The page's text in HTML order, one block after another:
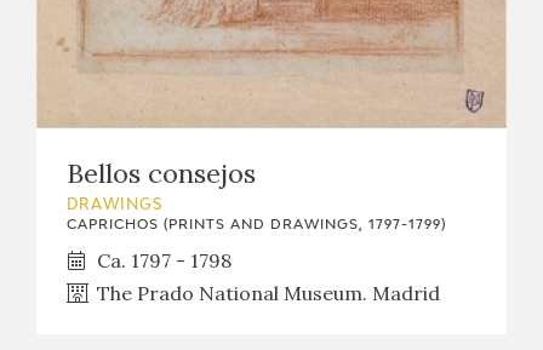
Bellos consejos
DRAWINGS
CAPRICHOS (PRINTS AND DRAWINGS, 1797-1799)
Ca. 1797 - 1798
The Prado National Museum. Madrid